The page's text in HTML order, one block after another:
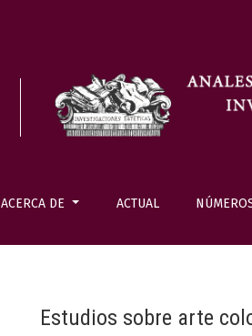
ACERCA DE ACTUAL
Estudios sobre arte